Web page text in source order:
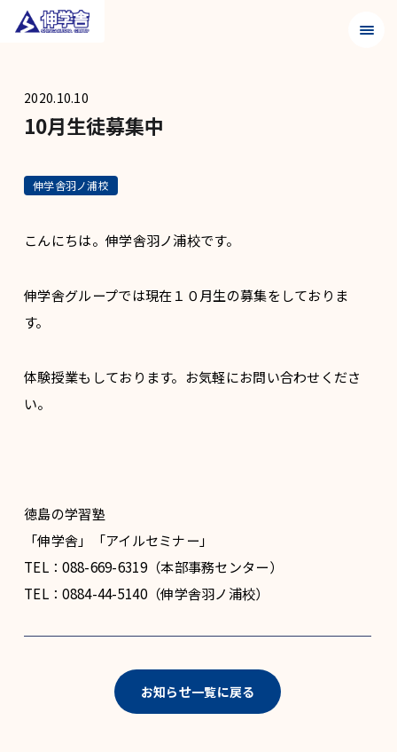
メニ
2020.10.10
10月生徒募集中
伸学舎羽ノ浦校
こんにちは。伸学舎羽ノ浦校です。
伸学舎グループでは現在１０月生の募集をしておりま
す。
体験授業もしております。お気軽にお問い合わせくださ
い。
徳島の学習塾
「伸学舎」「アイルセミナー」
TEL：088-669-6319（本部事務センター）
TEL：0884-44-5140（伸学舎羽ノ浦校）
お知らせ一覧に戻る